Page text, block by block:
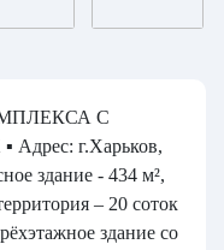
С
г.Харьков,
здание - 434 м²,
– 20 соток
здание со